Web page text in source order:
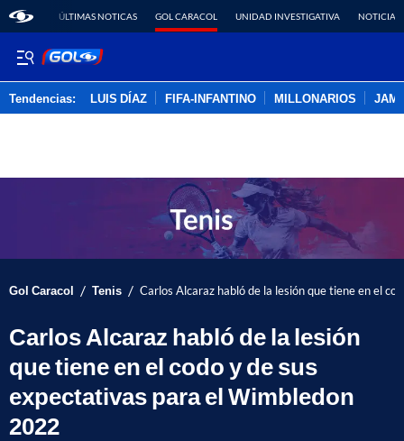
ÚLTIMAS NOTICAS GOL CARACOL UNIDAD INVESTIGATIVA NOTICIAS
Tendencias: LUIS DÍAZ FIFA-INFANTINO MILLONARIOS
Gol Caracol / Tenis / Carlos Alcaraz habló de la lesión que tiene en el
Carlos Alcaraz habló de la lesión
que tiene en el codo y de sus
expectativas para el Wimbledon
2022